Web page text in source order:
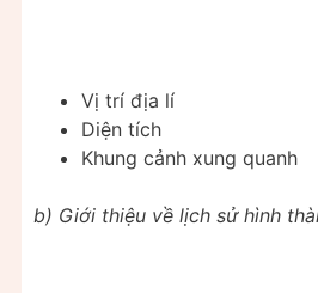
Vị trí địa lí
Diện tích
Khung cảnh xung quanh
b) Giới thiệu về lịch sử hình